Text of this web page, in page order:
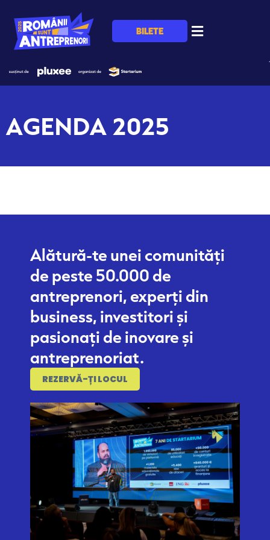
BILETE
AGENDA 2025
Alătură-te unei comunități
de peste 50.000 de
antreprenori, experți din
business, investitori și
pasionați de inovare și
antreprenoriat.
REZERVĂ-ȚI LOCUL